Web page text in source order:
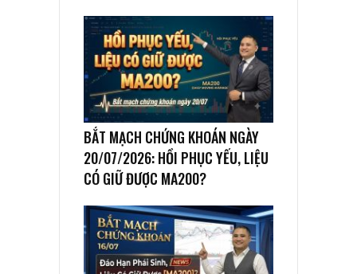
BẮT MẠCH CHỨNG KHOÁN NGÀY
20/07/2026: HỒI PHỤC YẾU, LIỆU
CÓ GIỮ ĐƯỢC MA200?